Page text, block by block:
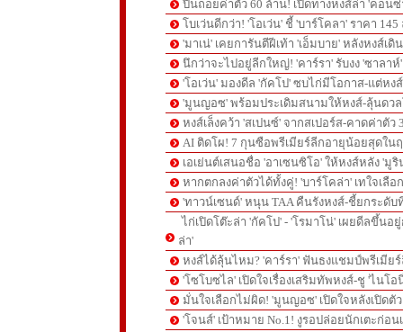
ปืนถอยค่าตัว 60 ล้าน! เปิดทางหงส์ล่า 'คอนซ่
โบเว่นดีกว่า! 'โอเว่น' ชี้ 'บาร์โคลา' ราคา
'มาเน่' เคยการันตีฝีเท้า 'เอ็มบาย' หลังหงส์เดิ
นึกว่าจะไปอยู่ลีกใหญ่! 'คาร์รา' รับงง 'ซาลา
'โอเว่น' มองดีล 'กัคโป' ซบไก่มีโอกาส-แต่ห
'มูนญอซ' พร้อมประเดิมสนามให้หงส์-ลุ้นดว
หงส์เล็งคว้า 'สเปนซ์' จากสเปอร์ส-คาดค่าตัว
AI ติดโผ! 7 กุนซือพรีเมียร์ลีกอายุน้อยสุดใน
เอเย่นต์เสนอชื่อ 'อาเซนซิโอ' ให้หงส์หลัง 'มู
หากตกลงค่าตัวได้ทั้งคู่! 'บาร์โคล่า' เทใจเลือ
'ทาวน์เซนด์' หนุน TAA คืนรังหงส์-ชี้ยกระดั
ไก่เปิดโต๊ะล่า 'กัคโป' - 'โรมาโน่' เผยดีลขึ้นอ
ล่า'
หงส์ได้ลุ้นไหม? 'คาร์รา' ฟันธงแชมป์พรีเมีย
'โซโบซไล' เปิดใจเรื่องเสริมทัพหงส์-ชู 'ไนโ
มั่นใจเลือกไม่ผิด! 'มูนญอซ' เปิดใจหลังเปิดตั
'โจนส์' เป้าหมาย No.1! งูรอปล่อยนักเตะก่อ